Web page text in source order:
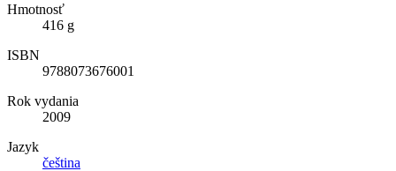
Hmotnosť
416 g
ISBN
9788073676001
Rok vydania
2009
Jazyk
čeština